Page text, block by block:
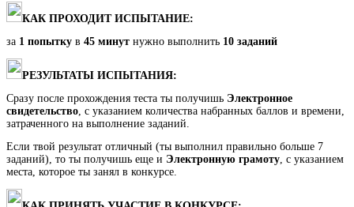
КАК ПРОХОДИТ ИСПЫТАНИЕ:
за 1 попытку в 45 минут нужно выполнить 10 заданий
РЕЗУЛЬТАТЫ ИСПЫТАНИЯ:
Сразу после прохождения теста ты получишь Электронное
свидетельство, с указанием количества набранных баллов и времени,
затраченного на выполнение заданий.
Если твой результат отличный (ты выполнил правильно больше 7
заданий), то ты получишь еще и Электронную грамоту, с указанием
места, которое ты занял в конкурсе.